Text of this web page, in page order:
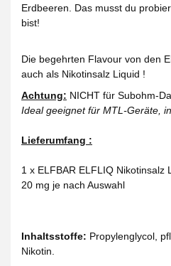
Erdbeeren. Das musst du
bist!
Die begehrten Flavour von den
auch als Nikotinsalz Liquid !
Achtung: NICHT für Subohm-
Ideal geeignet für MTL-Geräte,
Lieferumfang :
1 x ELFBAR ELFLIQ Nikotinsalz
20 mg je nach Auswahl
Inhaltsstoffe: Propylenglycol,
Nikotin.